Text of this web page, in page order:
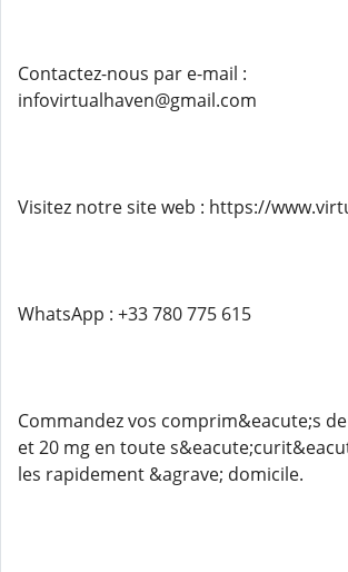
Contactez-nous par e-mail :
infovirtualhaven@gmail.com
Visitez notre site web : https://
WhatsApp : +33 780 775 615
Commandez vos comprim&eacute;s
et 20 mg en toute
les rapidement &agrave; domicile.